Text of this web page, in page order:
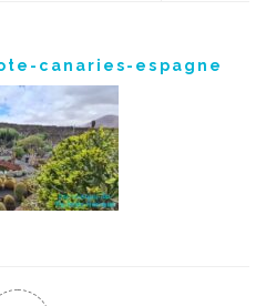
canaries-espagne